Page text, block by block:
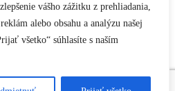
vášho zážitku z prehliadania,
alebo obsahu a analýzu našej
všetko“ súhlasíte s naším